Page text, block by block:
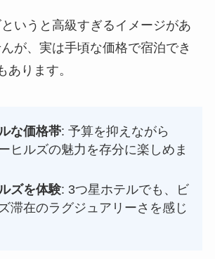
いうと高級すぎるイメージがあ
が、実は手頃な価格で宿泊でき
あります。
な価格帯: 予算を抑えながら
ヒルズの魅力を存分に楽しめま
ズを体験: 3つ星ホテルでも、ビ
滞在のラグジュアリーさを感じ